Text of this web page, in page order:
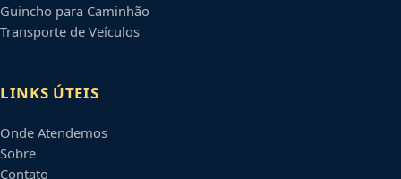
Guincho para Caminhão
Transporte de Veículos
LINKS ÚTEIS
Onde Atendemos
Sobre
Contato